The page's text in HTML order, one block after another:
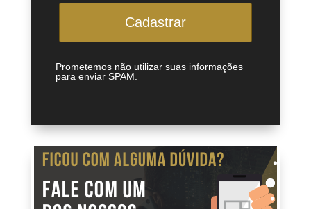
Cadastrar
Prometemos não utilizar suas informações
para enviar SPAM.